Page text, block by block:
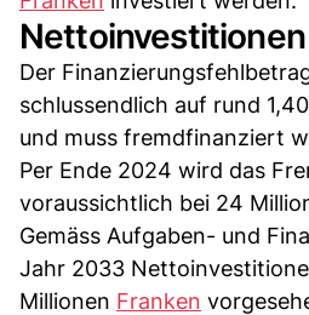
Der
schlussendlich auf rund
und muss fremdfinanziert
Per Ende 2024 wird das
voraussichtlich bei 24
Gemäss Aufgaben- und
Jahr 2033
Millionen Franken